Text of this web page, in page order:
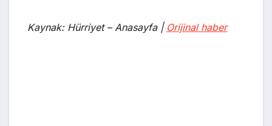
Kaynak: Hürriyet – Anasayfa | Orijinal haber